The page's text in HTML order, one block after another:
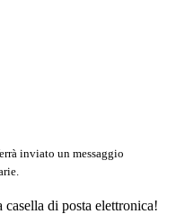
inviato un messaggio
di posta elettronica!